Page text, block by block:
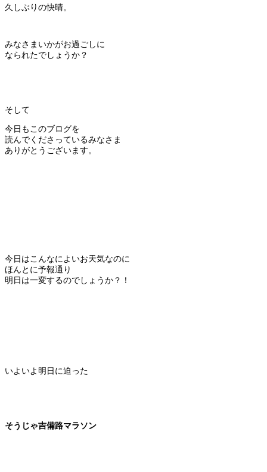
久しぶりの快晴。
みなさまいかがお過ごしに
なられたでしょうか？
そして
今日もこのブログを
読んでくださっているみなさま
ありがとうございます。
今日はこんなによいお天気なのに
ほんとに予報通り
明日は一変するのでしょうか？！
いよいよ明日に迫った
そうじゃ吉備路マラソン